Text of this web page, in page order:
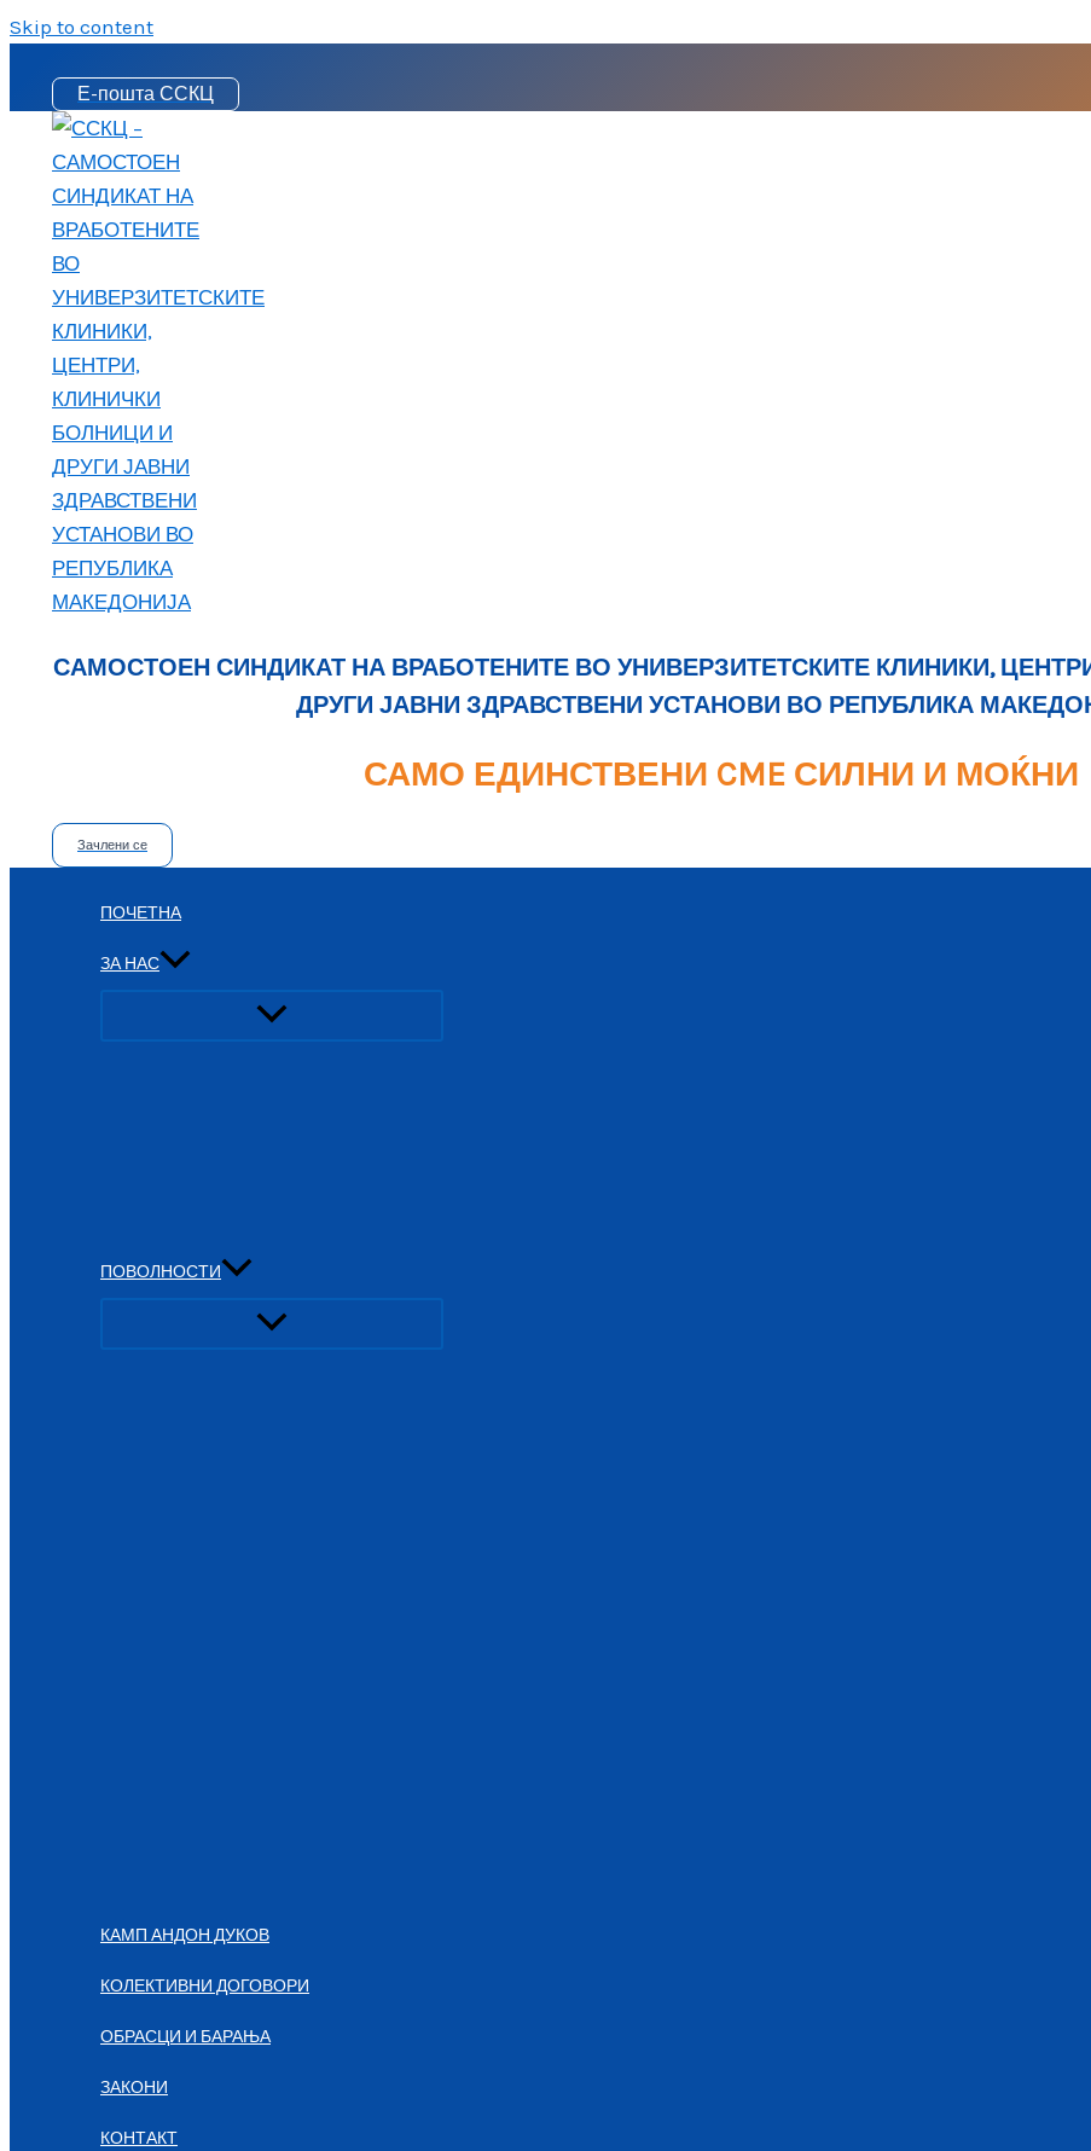
Skip to content
Е-пошта ССКЦ
САМОСТОЕН СИНДИКАТ НА ВРАБОТЕНИТЕ ВО УНИВЕРЗИТЕТСКИТЕ КЛИНИКИ,
ДРУГИ ЈАВНИ ЗДРАВСТВЕНИ УСТАНОВИ ВО РЕПУБЛИКА
САМО ЕДИНСТВЕНИ CME СИЛНИ И МОЌНИ
Зачлени се
ПОЧЕТНА
ЗА НАС
ПОВОЛНОСТИ
КАМП АНДОН ДУКОВ
КОЛЕКТИВНИ ДОГОВОРИ
ОБРАСЦИ И БАРАЊА
ЗАКОНИ
КОНТАКТ